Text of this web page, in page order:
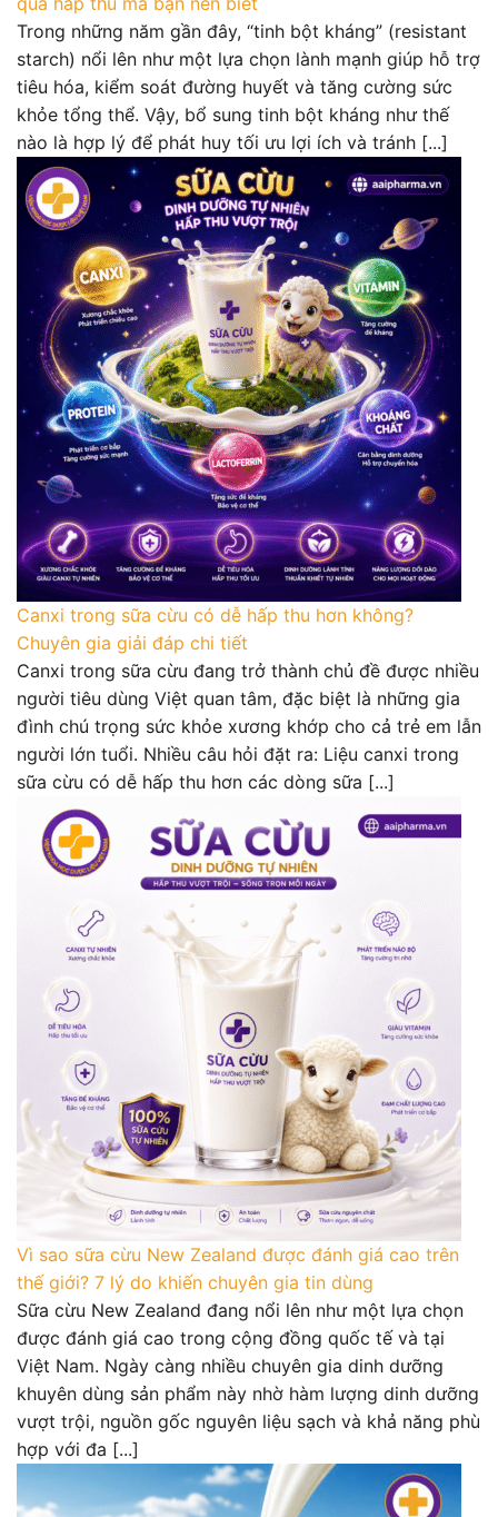
Trong những năm gần đây, “tinh bột kháng” (resistant
starch) nổi lên như một lựa chọn lành mạnh giúp hỗ trợ
tiêu hóa, kiểm soát đường huyết và tăng cường sức
khỏe tổng thể. Vậy, bổ sung tinh bột kháng như thế
nào là hợp lý để phát huy tối ưu lợi ích và tránh [...]
Canxi trong sữa cừu có dễ hấp thu hơn không?
Chuyên gia giải đáp chi tiết
Canxi trong sữa cừu đang trở thành chủ đề được nhiều
người tiêu dùng Việt quan tâm, đặc biệt là những gia
đình chú trọng sức khỏe xương khớp cho cả trẻ em lẫn
người lớn tuổi. Nhiều câu hỏi đặt ra: Liệu canxi trong
sữa cừu có dễ hấp thu hơn các dòng sữa [...]
Vì sao sữa cừu New Zealand được đánh giá cao trên
thế giới? 7 lý do khiến chuyên gia tin dùng
Sữa cừu New Zealand đang nổi lên như một lựa chọn
được đánh giá cao trong cộng đồng quốc tế và tại
Việt Nam. Ngày càng nhiều chuyên gia dinh dưỡng
khuyên dùng sản phẩm này nhờ hàm lượng dinh dưỡng
vượt trội, nguồn gốc nguyên liệu sạch và khả năng phù
hợp với đa [...]